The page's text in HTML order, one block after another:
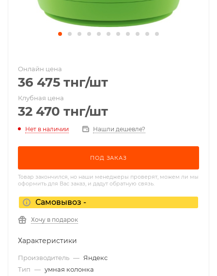
Онлайн цена
36 475 тнг/шт
Клубная цена
32 470 тнг/шт
Нет в наличии Нашли дешевле?
ПОД ЗАКАЗ
Товар закончился, но наши менеджеры проверят, можем ли мы
оформить для Вас заказ, и дадут обратную связь.
Самовывоз -
Хочу в подарок
Характеристики
Производитель — Яндекс
Тип — умная колонка